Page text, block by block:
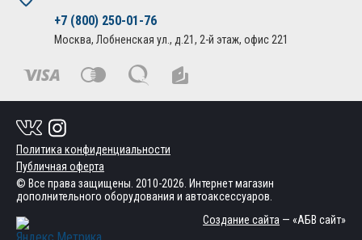
+7 (800) 250-01-76
Москва, Лобненская ул., д.21, 2-й этаж, офис 221
Политика конфиденциальности
Публичная оферта
© Все права защищены. 2010-2026. Интернет магазин
дополнительного оборудования и автоаксессуаров.
Создание сайта — «АБВ сайт»